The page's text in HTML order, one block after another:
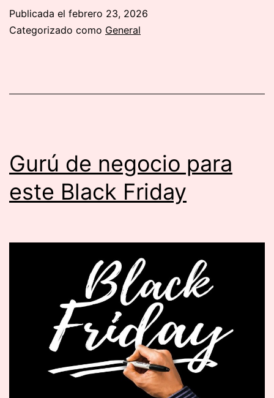
por
Publicada el febrero 23, 2026
Categorizado como General
Gurú de negocio para
este Black Friday